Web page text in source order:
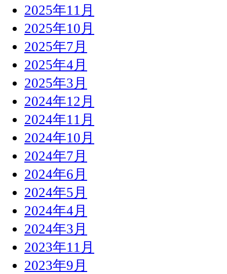
2025年11月
2025年10月
2025年7月
2025年4月
2025年3月
2024年12月
2024年11月
2024年10月
2024年7月
2024年6月
2024年5月
2024年4月
2024年3月
2023年11月
2023年9月